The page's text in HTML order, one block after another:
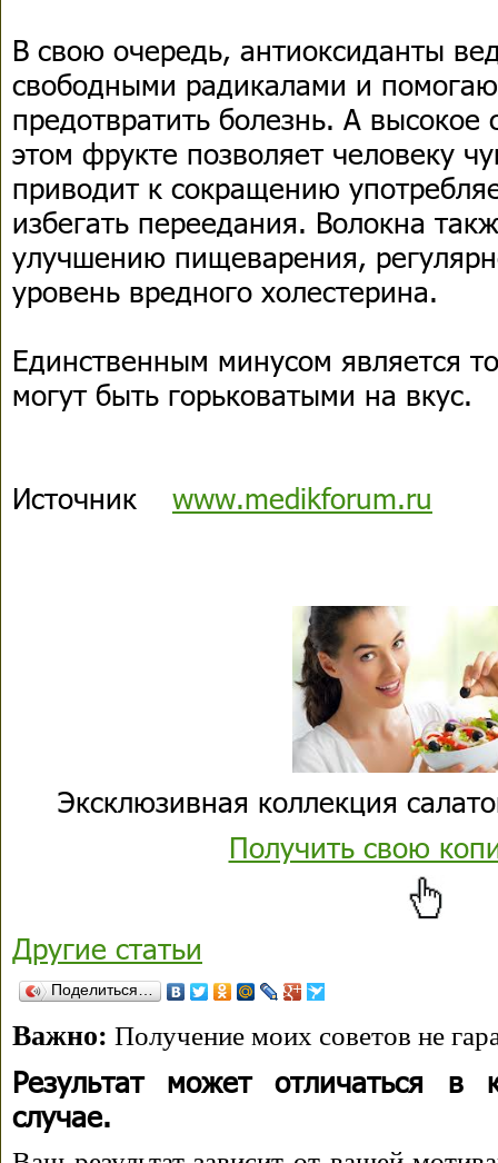
В свою очередь, антиоксиданты
свободными радикалами и
предотвратить болезнь. А
этом фрукте позволяет человеку
приводит к сокращению
избегать переедания. Волокна
улучшению пищеварения,
уровень вредного холестерина.
Единственным минусом является
могут быть горьковатыми на вкус.
Источник www.medikforum.ru
Эксклюзивная коллекция
Получить свою
Другие статьи
Поделиться…
Важно: Получение моих советов не
Результат может отличаться в
случае.